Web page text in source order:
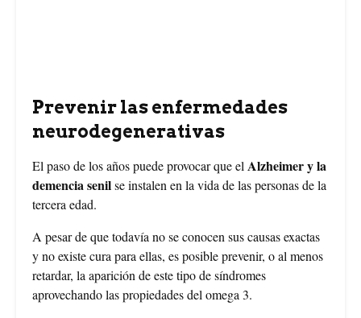
Prevenir las enfermedades
neurodegenerativas
El paso de los años puede provocar que el Alzheimer y la
demencia senilse instalen en la vida de las personas de la
tercera edad.
A pesar de que todavía no se conocen sus causas exactas
y no existe cura para ellas, es posible prevenir, o al menos
retardar, la aparición de este tipo de síndromes
aprovechando las propiedades del omega 3.